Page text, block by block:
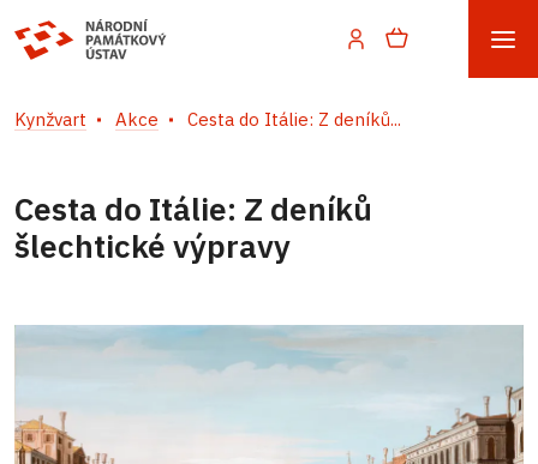
Kynžvart Akce Cesta do Itálie: Z deníků...
Cesta do Itálie: Z deníků
šlechtické výpravy